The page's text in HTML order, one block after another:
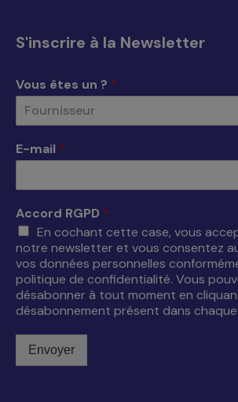
dans
nouvelle
fenêtre
dans
nouvelle
fenêtre
dans
nouvelle
fenêtre
dans
nouvelle
S'inscrire à la Newsletter
Vous êtes un ? *
Fournisseur
E-mail *
Accord RGPD *
En cochant cette case, vous
notre newsletter et vous consentez
vos données personnelles
politique de confidentialité. Vous
désabonner à tout moment en
désabonnement présent dans chaque
Envoyer